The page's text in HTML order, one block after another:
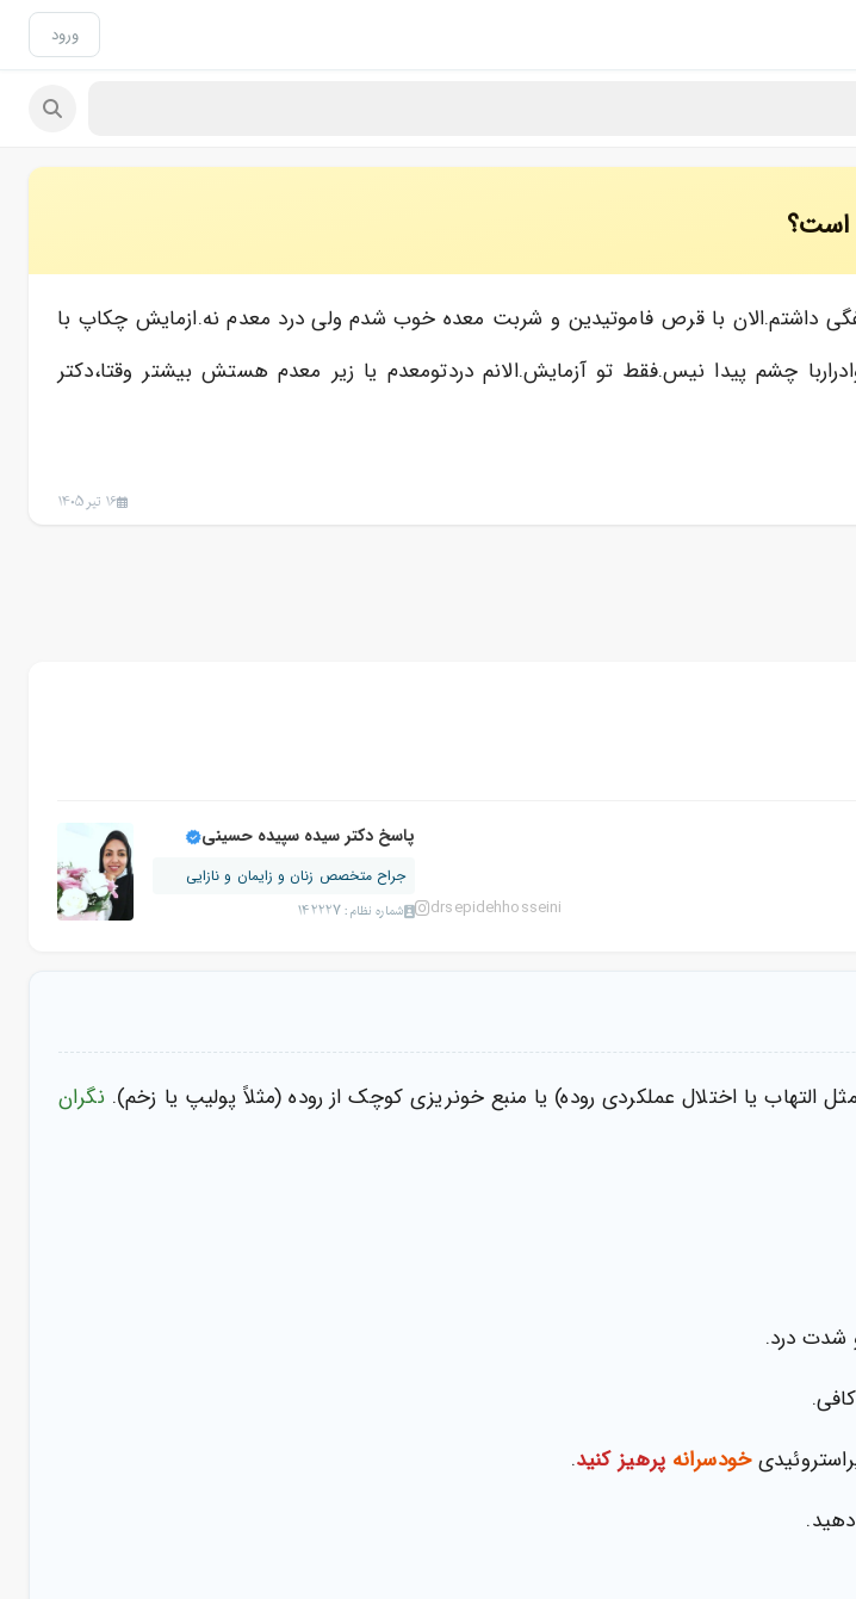
ورود
است؟
با قرص فاموتیدین و شربت معده خوب شدم ولی درد معدم نه.ازمایش چکاپ با
چشم پیدا نیس.فقط تو آزمایش.الانم دردتومعدم یا زیر معدم هستش بیشتر وقتا،دکتر
16 تیر 1405
پاسخ دکتر سیده سپیده حسینی
جراح متخصص زنان و زایمان و نازایی
شماره نظام: 142227 drsepidehhosseini
التهاب یا اختلال عملکردی روده) یا منبع خونریزی کوچک از روده (مثلاً پولیپ یا زخم). نگران
شدت درد.
خودسرانه پرهیز کنید.
دهید.